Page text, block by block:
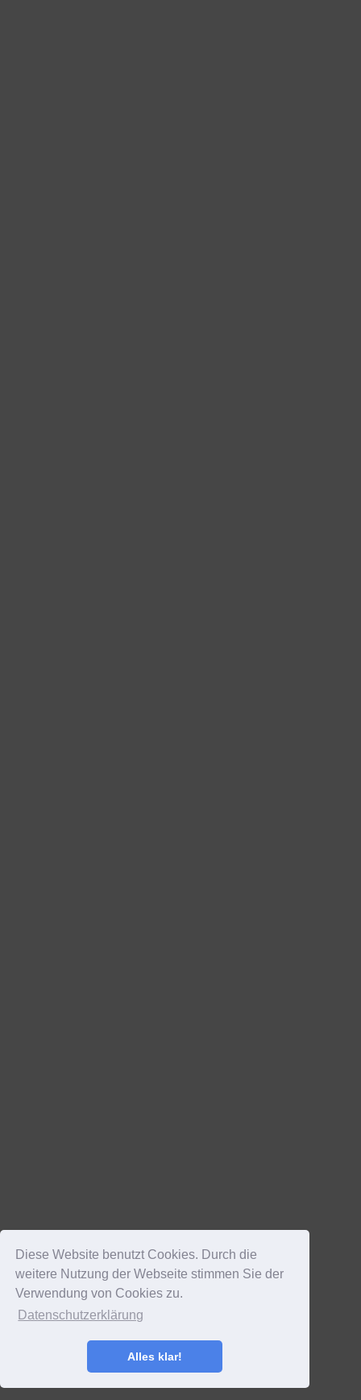
Diese Website benutzt Cookies. Durch die
weitere Nutzung der Webseite stimmen Sie der
Verwendung von Cookies zu.
Datenschutzerklärung
Alles klar!